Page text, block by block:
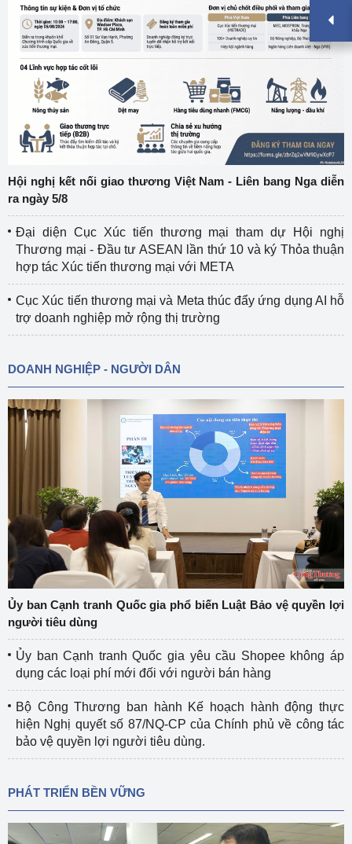
Hội nghị kết nối giao thương Việt Nam - Liên bang Nga diễn
ra ngày 5/8
Đại diện Cục Xúc tiến thương mại tham dự Hội nghị
Thương mại - Đầu tư ASEAN lần thứ 10 và ký Thỏa thuận
hợp tác Xúc tiến thương mại với META
Cục Xúc tiến thương mại và Meta thúc đẩy ứng dụng AI hỗ
trợ doanh nghiệp mở rộng thị trường
DOANH NGHIỆP - NGƯỜI DÂN
Ủy ban Cạnh tranh Quốc gia phổ biến Luật Bảo vệ quyền lợi
người tiêu dùng
Ủy ban Cạnh tranh Quốc gia yêu cầu Shopee không áp
dụng các loại phí mới đối với người bán hàng
Bộ Công Thương ban hành Kế hoạch hành động thực
hiện Nghị quyết số 87/NQ-CP của Chính phủ về công tác
bảo vệ quyền lợi người tiêu dùng.
PHÁT TRIỂN BỀN VỮNG